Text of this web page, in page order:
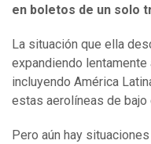
en boletos de un solo
La situación que ella
expandiendo
incluyendo América
estas aerolíneas de bajo
Pero aún hay